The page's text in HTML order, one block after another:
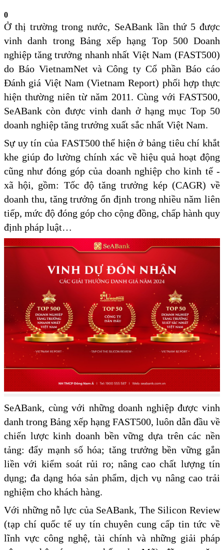
0
Ở thị trường trong nước, SeABank lần thứ 5 được
vinh danh trong Bảng xếp hạng Top 500 Doanh
nghiệp tăng trưởng nhanh nhất Việt Nam (FAST500)
do Báo VietnamNet và Công ty Cổ phần Báo cáo
Đánh giá Việt Nam (Vietnam Report) phối hợp thực
hiện thường niên từ năm 2011. Cùng với FAST500,
SeABank còn được vinh danh ở hạng mục Top 50
doanh nghiệp tăng trưởng xuất sắc nhất Việt Nam.
Sự uy tín của FAST500 thể hiện ở bảng tiêu chí khắt
khe giúp đo lường chính xác về hiệu quả hoạt động
cũng như đóng góp của doanh nghiệp cho kinh tế -
xã hội, gồm: Tốc độ tăng trưởng kép (CAGR) về
doanh thu, tăng trưởng ổn định trong nhiều năm liên
tiếp, mức độ đóng góp cho cộng đồng, chấp hành quy
định pháp luật…
SeABank, cùng với những doanh nghiệp được vinh
danh trong Bảng xếp hạng FAST500, luôn dẫn đầu về
chiến lược kinh doanh bền vững dựa trên các nền
tảng: đẩy mạnh số hóa; tăng trưởng bền vững gắn
liền với kiểm soát rủi ro; nâng cao chất lượng tín
dụng; đa dạng hóa sản phẩm, dịch vụ nâng cao trải
nghiệm cho khách hàng.
Với những nỗ lực của SeABank, The Silicon Review
(tạp chí quốc tế uy tín chuyên cung cấp tin tức về
lĩnh vực công nghệ, tài chính và những giải pháp